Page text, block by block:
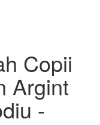
Copii
Argint
-